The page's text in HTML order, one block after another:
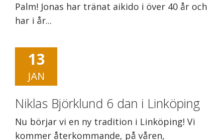
Palm! Jonas har tränat aikido i över 40 år och
har i år...
13
JAN
Niklas Björklund 6 dan i Linköping
Nu börjar vi en ny tradition i Linköping! Vi
kommer återkommande, på våren,